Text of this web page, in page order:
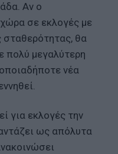
Αν ο
σε εκλογές με
σταθερότητας, θα
πολύ μεγαλύτερη
νέα
για εκλογές την
ως απόλυτα